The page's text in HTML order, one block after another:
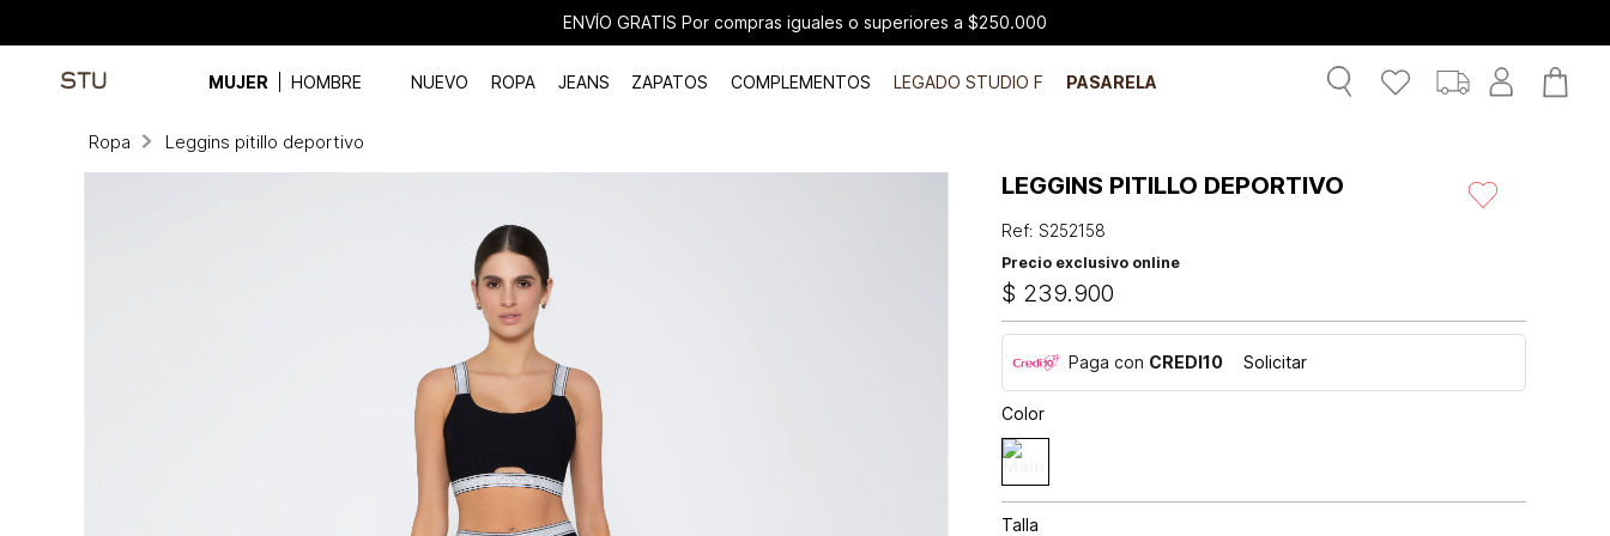
ENVÍO GRATIS Por compras iguales o superiores a $250.000
MUJER HOMBRE NUEVO ROPA JEANS ZAPATOS COMPLEMENTOS LEGADO STUDIO F PASARELA
Ropa Leggins pitillo deportivo
LEGGINS PITILLO DEPORTIVO
Ref:S252158
Precio exclusivo online
$ 239.900
Paga con CREDI10 Solicitar
Color
Talla